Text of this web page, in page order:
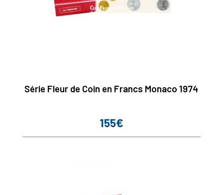
Série Fleur de Coin en Francs Monaco 1974
Prix
155€